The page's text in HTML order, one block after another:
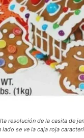
resolución de la casita de
lado se ve la caja roja